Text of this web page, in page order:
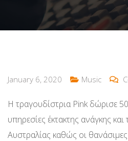
January 6, 2020 Music
Η τραγουδίστρια Pink δώρισε
υπηρεσίες έκτακτης ανάγκης
Αυστραλίας καθώς οι